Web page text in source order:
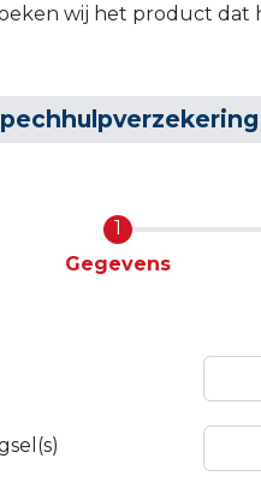
wij het product dat
Huidige
Gegevens